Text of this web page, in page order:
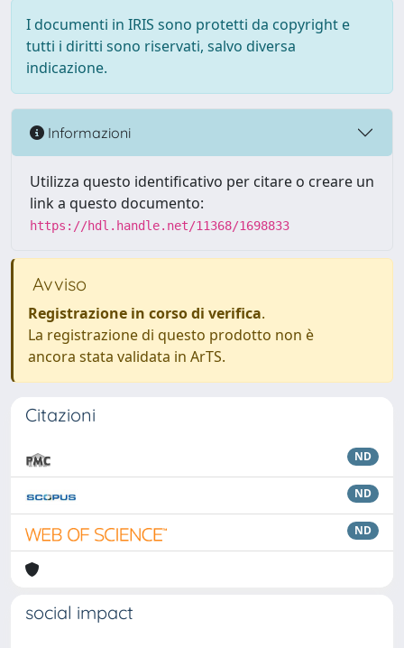
I documenti in IRIS sono protetti da copyright e
tutti i diritti sono riservati, salvo diversa
indicazione.
Informazioni
Utilizza questo identificativo per citare o creare un
link a questo documento:
https://hdl.handle.net/11368/1698833
Avviso
Registrazione in corso di verifica.
La registrazione di questo prodotto non è
ancora stata validata in ArTS.
Citazioni
ND
ND
ND
social impact